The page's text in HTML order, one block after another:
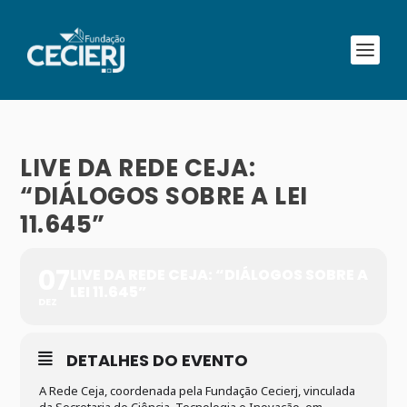
LIVE DA REDE CEJA:
“DIÁLOGOS SOBRE A LEI
11.645”
DETALHES DO EVENTO
A Rede Ceja, coordenada pela Fundação Cecierj, vinculada